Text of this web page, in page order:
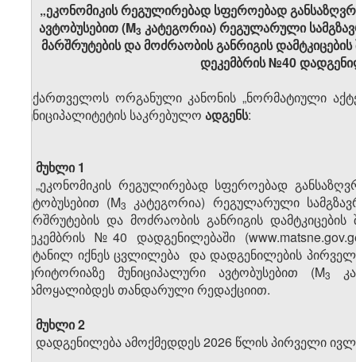
„ეკონომიკის რეგულირებად სფეროებად
ავტობუსებით (M3 კატეგორია) რეგულარული
მარშრუტების და მოძრაობის განრიგის
დეკემბრის №40
საქართველოს ორგანული კანონის „ნორმატიული
მუნიციპალიტეტის საკრებულო ადგენს:
მუხლი 1
„ეკონომიკის რეგულირებად სფეროებად
ავტობუსებით (M3
კატეგორია) რეგულარული
მარშრუტების და მოძრაობის განრიგის
დეკემბრის №40 დადგენილებაში
შეტანილ იქნეს ცვლილება და დადგენილების
ტერიტორიაზე მუნიციპალური ავტობუსებით (M3
ჩამოყალიბდეს თანდარული რედაქციით.
მუხლი 2
დადგენილება ამოქმედდეს 2026 წლის პირველი